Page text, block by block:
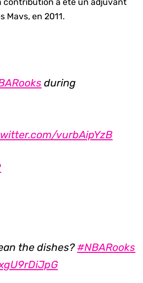
Mavs, en 2011.
during
vurbAipYzB
the dishes?#NBARooks